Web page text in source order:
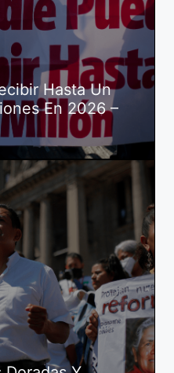
Hasta Un
En 2026 –